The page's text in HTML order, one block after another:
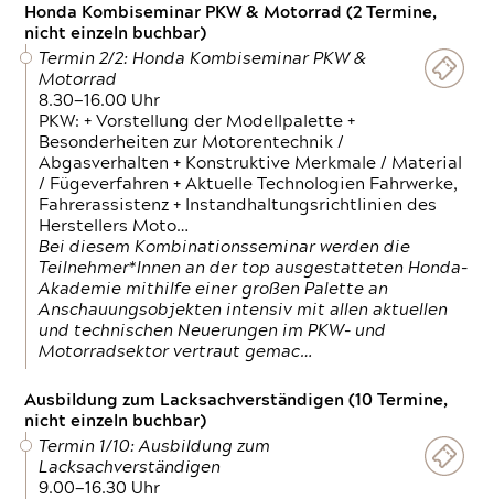
Honda Kombiseminar PKW & Motorrad (2 Termine,
nicht einzeln buchbar)
Termin 2/2: Honda Kombiseminar PKW &
Motorrad
8.30—16.00 Uhr
PKW: + Vorstellung der Modellpalette +
Besonderheiten zur Motorentechnik /
Abgasverhalten + Konstruktive Merkmale / Material
/ Fügeverfahren + Aktuelle Technologien Fahrwerke,
Fahrerassistenz + Instandhaltungsrichtlinien des
Herstellers Moto…
Bei diesem Kombinationsseminar werden die
Teilnehmer*Innen an der top ausgestatteten Honda-
Akademie mithilfe einer großen Palette an
Anschauungsobjekten intensiv mit allen aktuellen
und technischen Neuerungen im PKW- und
Motorradsektor vertraut gemac…
Ausbildung zum Lacksachverständigen (10 Termine,
nicht einzeln buchbar)
Termin 1/10: Ausbildung zum
Lacksachverständigen
9.00—16.30 Uhr